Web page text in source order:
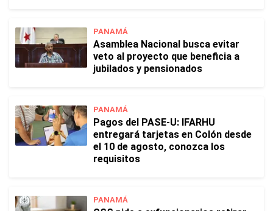
PANAMÁ
Asamblea Nacional busca evitar
veto al proyecto que beneficia a
jubilados y pensionados
PANAMÁ
Pagos del PASE-U: IFARHU
entregará tarjetas en Colón desde
el 10 de agosto, conozca los
requisitos
PANAMÁ